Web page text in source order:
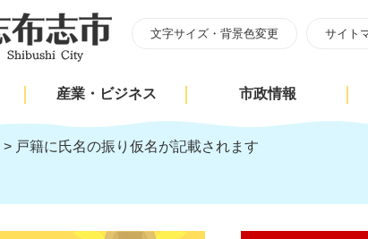
文字サイズ・背景色変更 サイト
産業・ビジネス 市政情報
> 戸籍に氏名の振り仮名が記載されます